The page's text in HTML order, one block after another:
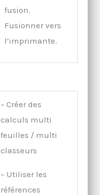
fusion.
Fusionner vers
l’imprimante.
– Créer des
calculs multi
feuilles / multi
classeurs
– Utiliser les
références